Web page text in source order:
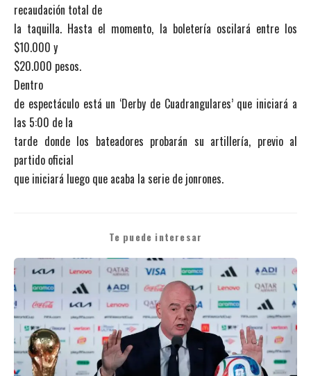
recaudación total de
la taquilla. Hasta el momento, la boletería oscilará entre los
$10.000 y
$20.000 pesos.
Dentro
de espectáculo está un ‘Derby de Cuadrangulares’ que iniciará a
las 5:00 de la
tarde donde los bateadores probarán su artillería, previo al
partido oficial
que iniciará luego que acaba la serie de jonrones.
Te puede interesar